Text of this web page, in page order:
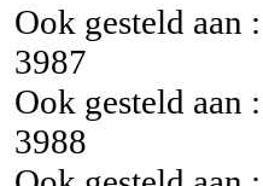
Ook gesteld aan
3987
Ook gesteld aan
3988